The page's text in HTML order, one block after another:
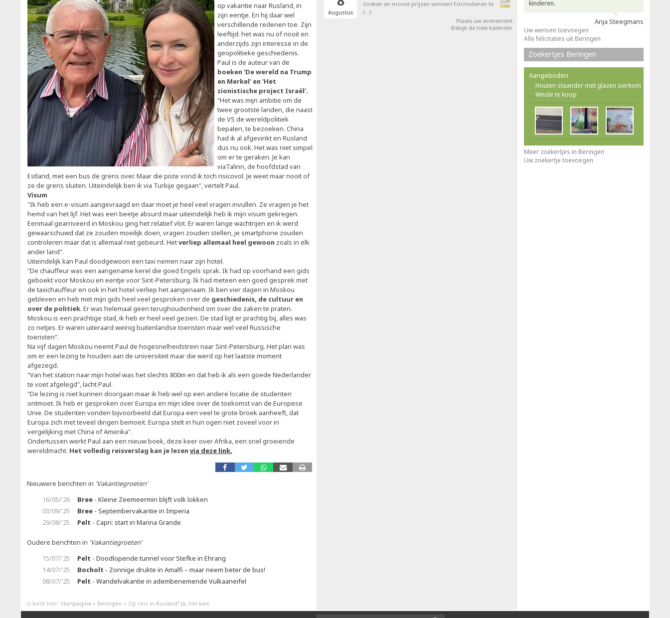
op vakantie naar Rusland, in
zijn eentje. En hij daar wel
verschillende redenen toe. Zijn
leeftijd: het was nu of nooit en
anderzijds zijn interesse in de
geopolitieke geschiedenis.
Paul is de auteur van de
boeken 'De wereld na Trump
en Merkel' en 'Het
zionistische project Israël'.
"Het was mijn ambitie om de
twee grootste landen, die naast
de VS de wereldpolitiek
bepalen, te bezoeken. China
had ik al afgevinkt en Rusland
dus nu ook. Het was niet simpel
om er te geraken. Je kan
viaTalinn, de hoofdstad van
Estland, met een bus de grens over. Maar die piste vond ik toch risicovol. Je weet maar nooit of
ze de grens sluiten. Uiteindelijk ben ik via Turkije gegaan", vertelt Paul.
Visum
"Ik heb een e-visum aangevraagd en daar moet je heel veel vragen invullen. Ze vragen je het
hemd van het lijf. Het was een beetje absurd maar uiteindelijk heb ik mijn visum gekregen.
Eenmaal gearriveerd in Moskou ging het relatief vlot. Er waren lange wachtrijen en ik werd
gewaarschuwd dat ze zouden moeilijk doen, vragen zouden stellen, je smartphone zouden
controleren maar dat is allemaal niet gebeurd. Hetverliep allemaal heel gewoon zoals in elk
ander land".
Uiteindelijk kan Paul doodgewoon een taxi nemen naar zijn hotel.
"De chauffeur was een aangename kerel die goed Engels sprak. Ik had op voorhand een gids
geboekt voor Moskou en eentje voor Sint-Petersburg. Ik had meteen een goed gesprek met
de taxichauffeur en ook in het hotel verliep het aangenaam. Ik ben vier dagen in Moskou
gebleven en heb met mijn gids heel veel gesproken over de geschiedenis, de cultuur en
over de politiek. Er was helemaal geen terughoudenheid om over die zaken te praten.
Moskou is een prachtige stad, ik heb er heel veel gezien. De stad ligt er prachtig bij, alles was
zo netjes. Er waren uiteraard weinig buitenlandse toeristen maar wel veel Russische
toeristen".
Na vijf dagen Moskou neemt Paul de hogesnelheidstrein naar Sint-Petersburg. Het plan was
om er een lezing te houden aan de universiteit maar die werd op het laatste moment
afgezegd.
"Van het station naar mijn hotel was het slechts 800m en dat heb ik als een goede Nederlander
te voet afgelegd", lacht Paul.
"De lezing is niet kunnen doorgaan maar ik heb wel op een andere locatie de studenten
ontmoet. Ik heb er gesproken over Europa en mijn idee over de toekomst van de Europese
Unie. De studenten vonden bijvoorbeeld dat Europa een veel te grote broek aanheeft, dat
Europa zich met teveel dingen bemoeit. Europa stelt in hun ogen niet zoveel voor in
vergelijking met China of Amerika".
Ondertussen werkt Paul aan een nieuw boek, deze keer over Afrika, een snel groeiende
wereldmacht. Het volledig reisverslag kan je lezen via deze link.
Nieuwere berichten in 'Vakantiegroeten'
16/05/'26
Bree - Kleine Zeemeermin blijft volk lokken
03/09/'25
Bree - Septembervakantie in Imperia
29/08/'25
Pelt - Capri: start in Marina Grande
Oudere berichten in 'Vakantiegroeten'
15/07/'25
Pelt - Doodlopende tunnel voor Stefke in Ehrang
14/07/'25
Bocholt - Zonnige drukte in Amalfi – maar neem beter de bus!
08/07/'25
Pelt - Wandelvakantie in adembenemende Vulkaaneifel
Augustus
zoeken en mooie prijzen winnen! Formulieren te
(…)
Plaats uw evenement
Bekijk de hele kalender
kinderen.
Anja Steegmans
Uw wensen toevoegen
Alle felicitaties uit Beringen
Zoekertjes Beringen
Aangeboden
Houten staander met glazen sierkom
Weide te koop
Meer zoekertjes in Beringen
Uw zoekertje toevoegen
U bent hier: Startpagina » Beringen » Op reis in Rusland? Ja, het kan!